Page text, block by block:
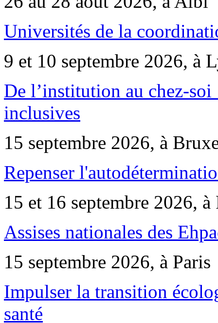
Universités de la
9 et 10 septembre 2026, à
De l’institution au chez-
inclusives
15 septembre 2026, à
Repenser
15 et 16 septembre 2026, à
Assises nationales des
15 septembre 2026, à Paris
Impulser la transition
santé